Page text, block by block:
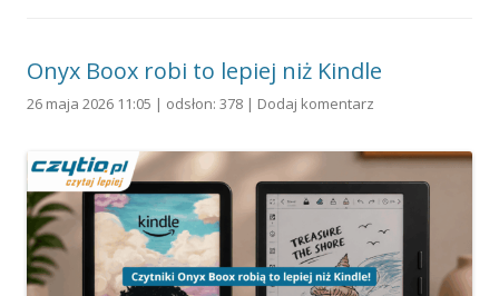
Onyx Boox robi to lepiej niż Kindle
26 maja 2026 11:05 | odsłon: 378 | Dodaj komentarz